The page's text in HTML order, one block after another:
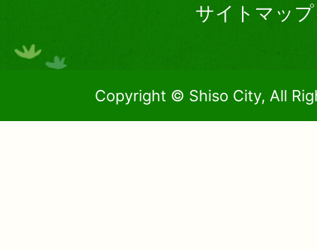
サイトマップ
Copyright © Shiso City, All